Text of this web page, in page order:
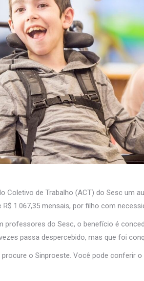
Coletivo de Trabalho (ACT) do Sesc um
R$ 1.067,35 mensais, por filho com
professores do Sesc, o benefício é
passa despercebido, mas que foi
o Sinproeste. Você pode conferir o